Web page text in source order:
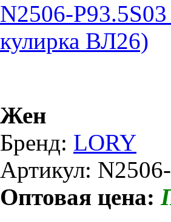
N2506-
кулирка ВЛ26)
Жен
Бренд: LORY
Артикул:
Оптовая цена: